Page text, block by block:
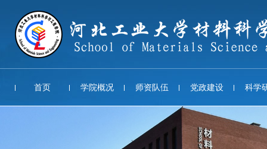
首页 学院概况 师资队伍 党政建设 科学